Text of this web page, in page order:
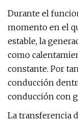
Durante el
momento en el
estable, la
como
constante. Por
conducción
conducción con
La transferencia